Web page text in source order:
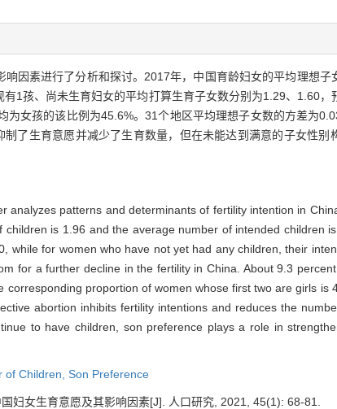
因素进行了分析和探讨。2017年，中国育龄妇女的平均理想子
1孩、尚未生育妇女的平均打算生育子女数分别为1.29、1.60，
女孩的该比例为45.6%。31个地区平均理想子女数的方差为
了生育意愿并减少了生育数量，但在未能达到满意的子女性别
analyzes patterns and determinants of fertility intention in
is 1.96 and the average number of intended children
for women who have not yet had any children, their
for a further decline in the fertility in China. About 9.3
proportion of women whose first two are girls is
abortion inhibits fertility intentions and reduces the
to have children, son preference plays a role in
of Children, Son Preference
妇女生育意愿及其影响因素[J]. 人口研究, 2021, 45(1): 68-81.